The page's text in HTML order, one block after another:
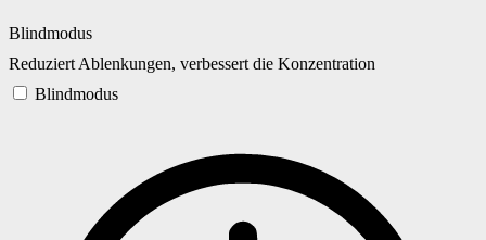
Blindmodus
Reduziert Ablenkungen, verbessert die Konzentration
Blindmodus